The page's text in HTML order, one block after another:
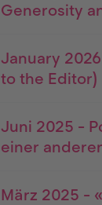
Generosity
January
to the Editor)
Juni 2025 -
einer
März 2025 -